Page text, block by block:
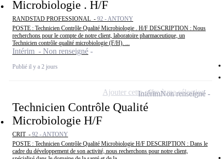
Microbiologie . H/F
RANDSTAD PROFESSIONAL - 92 - ANTONY
POSTE : Technicien Contrôle Qualité Microbiologie . H/F DESCRIPTION : Nous
recherchons pour le compte de notre client, laboratoire pharmaceutique, un
Technicien contrôle qualité microbiologie (F/H). ...
Intérim - Non renseigné
Publié il y a 2 jours
Technicien Contrôle Qualité
Microbiologie H/F
CRIT - 92 - ANTONY
POSTE : Technicien Contrôle Qualité Microbiologie H/F DESCRIPTION : Dans le
cadre du développement de son activité, nous recherchons pour notre client,
IntérimNon renseigné
Ajouter cette offre à ma sélection